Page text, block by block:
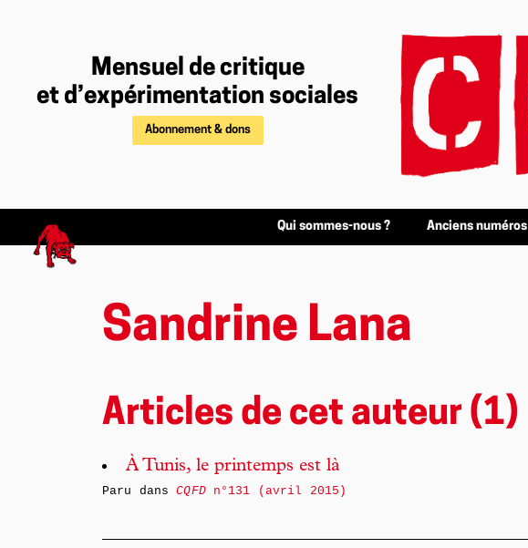
Mensuel de critique
et d’expérimentation sociales
Abonnement & dons
Qui sommes-nous ? Anciens numéros
Sandrine Lana
Articles de cet auteur (1)
À Tunis, le printemps est là
Paru dansCQFDn°131 (avril 2015)